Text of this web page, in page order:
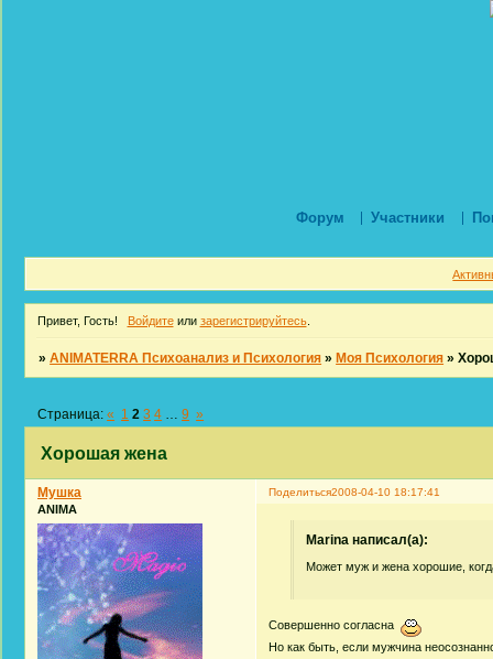
Форум Участники
Привет, Гость! Войдитеили зарегистрируйтесь.
»ANIMATERRA Психоанализ и Психология » Моя Психология »
Хорошая жена
Страница:« 1 2 3 4 9 »
Поделиться2008-04-10 18:17:41
Мушка
ANIMA
Marina написал(а):
Может муж и жена хорошие,
Совершенно согласна
Но как быть, если мужчина